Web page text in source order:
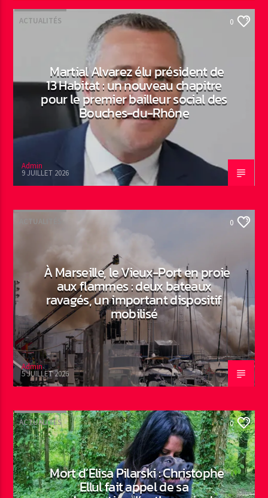
ACTUALITÉS 0
Martial Alvarez élu président de
13 Habitat : un nouveau chapitre
pour le premier bailleur social des
Bouches-du-Rhône
Admin
9 JUILLET 2026
ACTUALITÉS 0
À Marseille, le Vieux-Port en proie
aux flammes : deux bateaux
ravagés, un important dispositif
mobilisé
Admin
5 JUILLET 2026
ACTUALITÉS 0
Mort d’Elisa Pilarski : Christophe
Ellul fait appel de sa